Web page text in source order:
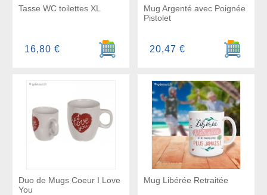
Tasse WC toilettes XL
Ajouter au panier
16,80 €
Mug Argenté avec Poignée
Pistolet
Ajouter
20,47 €
Duo de Mugs Coeur I Love
You
Mug Libérée Retraitée